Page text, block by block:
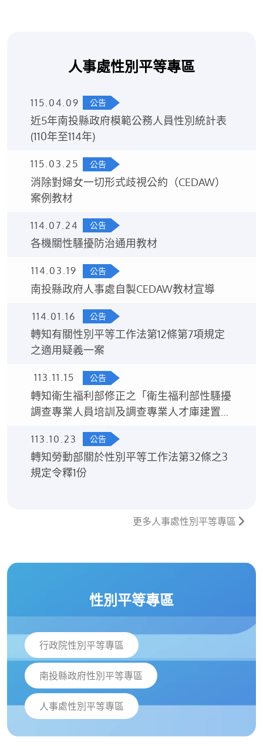
人事處性別平等專區
115.04.09 公告
近5年南投縣政府模範公務人員性別統計表
(110年至114年)
115.03.25 公告
消除對婦女一切形式歧視公約（CEDAW）
案例教材
114.07.24 公告
各機關性騷擾防治通用教材
114.03.19 公告
南投縣政府人事處自製CEDAW教材宣導
114.01.16 公告
轉知有關性別平等工作法第12條第7項規定
之適用疑義一案
113.11.15 公告
轉知衛生福利部修正之「衛生福利部性騷擾
調查專業人員培訓及調查專業人才庫建置要
113.10.23 公告
轉知勞動部關於性別平等工作法第32條之3
規定令釋1份
更多人事處性別平等專區
性別平等專區
行政院性別平等專區
南投縣政府性別平等專區
人事處性別平等專區